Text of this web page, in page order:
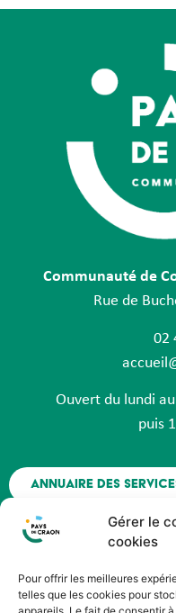
Gérer le
cookies
Pour offrir les meilleures
telles que les cookies pour
Communauté de
Rue de
02
Ouvert du lundi
puis
Annuaire des
Nous contacter
Espace agent -